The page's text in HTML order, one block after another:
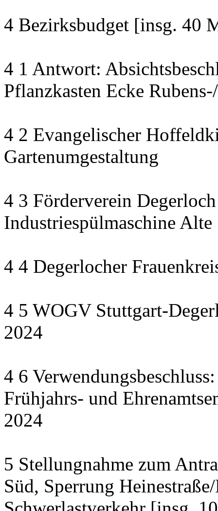
4 Bezirksbudget [insg. 40
4 1 Antwort:
Pflanzkasten Ecke
4 2 Evangelischer
Gartenumgestaltung
4 3 Förderverein
Industriespülmaschine Alte
4 4 Degerlocher
4 5 WOGV Stuttgart-
2024
4 6
Frühjahrs- und
2024
5 Stellungnahme zum
Süd, Sperrung